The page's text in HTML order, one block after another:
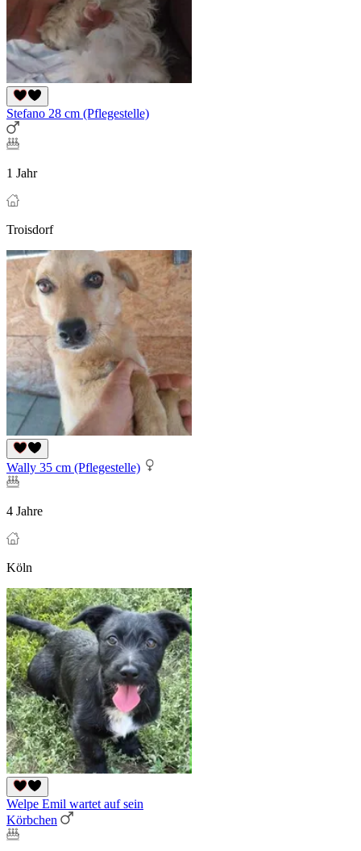
Stefano 28 cm (Pflegestelle)
1 Jahr
Troisdorf
Wally 35 cm (Pflegestelle)
4 Jahre
Köln
Welpe Emil wartet auf sein
Körbchen